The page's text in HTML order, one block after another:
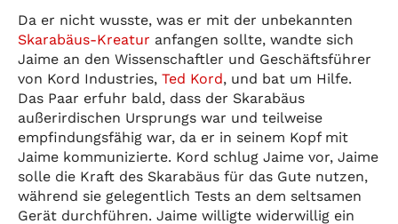
Da er nicht wusste, was er mit der unbekannten
Skarabäus-Kreatur anfangen sollte, wandte sich
Jaime an den Wissenschaftler und Geschäftsführer
von Kord Industries, Ted Kord, und bat um Hilfe.
Das Paar erfuhr bald, dass der Skarabäus
außerirdischen Ursprungs war und teilweise
empfindungsfähig war, da er in seinem Kopf mit
Jaime kommunizierte. Kord schlug Jaime vor, Jaime
solle die Kraft des Skarabäus für das Gute nutzen,
während sie gelegentlich Tests an dem seltsamen
Gerät durchführen. Jaime willigte widerwillig ein